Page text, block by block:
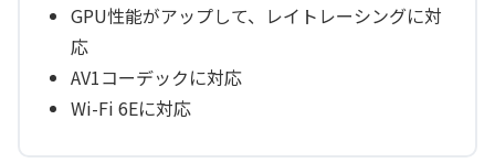
GPU性能がアップして、レイトレーシングに対
応
AV1コーデックに対応
Wi-Fi 6Eに対応